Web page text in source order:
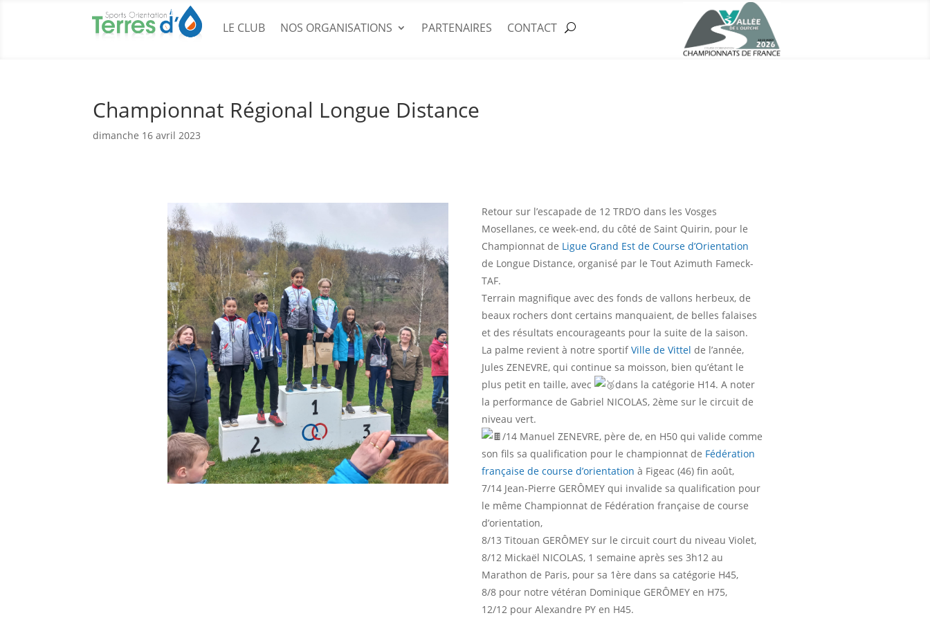
LE CLUB NOS ORGANISATIONS PARTENAIRES CONTACT
Championnat Régional Longue Distance
dimanche 16 avril 2023
Retour sur l’escapade de 12 TRD’O dans les Vosges
Mosellanes, ce week-end, du côté de Saint Quirin, pour le
Championnat de Ligue Grand Est de Course d’Orientation
de Longue Distance, organisé par le Tout Azimuth Fameck-
TAF.
Terrain magnifique avec des fonds de vallons herbeux, de
beaux rochers dont certains manquaient, de belles falaises
et des résultats encourageants pour la suite de la saison.
La palme revient à notre sportifVille de Vittel de l’année,
Jules ZENEVRE, qui continue sa moisson, bien qu’étant le
plus petit en taille, avec
dans la catégorie H14. A noter
la performance de Gabriel NICOLAS, 2ème sur le circuit de
niveau vert.
/14 Manuel ZENEVRE, père de, en H50 qui valide comme
son fils sa qualification pour le championnat de Fédération
française de course d’orientation à Figeac (46) fin août,
7/14 Jean-Pierre GERÔMEY qui invalide sa qualification pour
le même Championnat de Fédération française de course
d’orientation,
8/13 Titouan GERÔMEY sur le circuit court du niveau Violet,
8/12 Mickaël NICOLAS, 1 semaine après ses 3h12 au
Marathon de Paris, pour sa 1ère dans sa catégorie H45,
8/8 pour notre vétéran Dominique GERÔMEY en H75,
12/12 pour Alexandre PY en H45.